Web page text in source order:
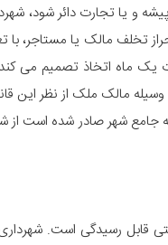
و یا تجارت دائر شود،
در صورت احراز تخلف مالک یا
ماه اتخاذ تصمیم می
مالک ملک از نظر این
جامع شهر صادر شده است از
قابل رسیدگی است.